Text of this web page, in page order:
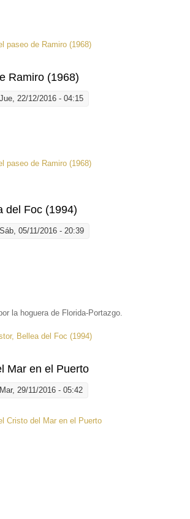
paseo de Ramiro (1968)
Ramiro (1968)
22/12/2016 - 04:15
paseo de Ramiro (1968)
del Foc (1994)
05/11/2016 - 20:39
la hoguera de Florida-Portazgo.
Bellea del Foc (1994)
Mar en el Puerto
29/11/2016 - 05:42
Cristo del Mar en el Puerto